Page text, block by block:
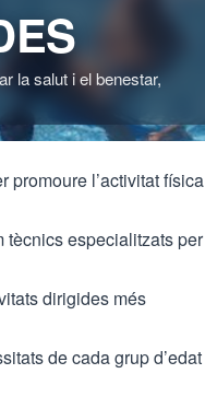
la salut i el benestar,
promoure l’activitat
tècnics especialitzats
dirigides més
de cada grup d’edat